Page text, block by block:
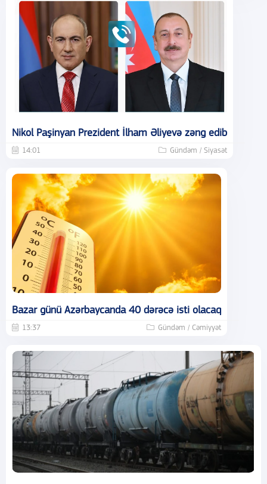
Nikol Paşinyan Prezident İlham Əliyevə zəng edib
14:01 Gündəm / Siyasət
Bazar günü Azərbaycanda 40 dərəcə isti olacaq
13:37 Gündəm / Cəmiyyət